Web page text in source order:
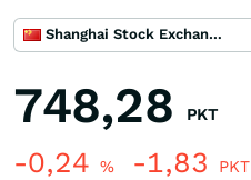
Shanghai Stock Exchange
748,28 PKT
-0,24 % -1,83 PKT